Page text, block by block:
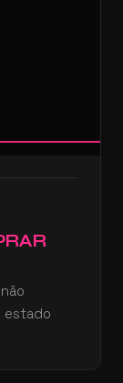
estado